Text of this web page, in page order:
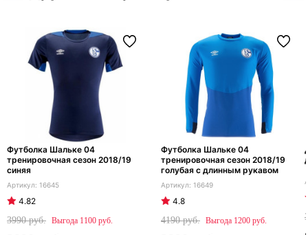
Футболка Шальке 04
тренировочная сезон 2018/19
синяя
16645
4.82
3990
1100
Футболка Шальке 04
тренировочная сезон 2018/19
голубая с длинным рукавом
16649
4.8
4190
1200